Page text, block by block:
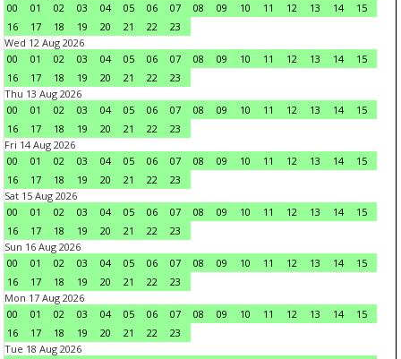
00
01 02 03 04 05 06 07 08 09 10 11 12 13 14
15
16
17 18 19 20 21 22
23
Wed 12 Aug 2026
00
01 02 03 04 05 06 07 08 09 10 11 12 13 14
15
16
17 18 19 20 21 22
23
Thu 13 Aug 2026
00
01 02 03 04 05 06 07 08 09 10 11 12 13 14
15
16
17 18 19 20 21 22
23
Fri 14 Aug 2026
00
01 02 03 04 05 06 07 08 09 10 11 12 13 14
15
16
17 18 19 20 21 22
23
Sat 15 Aug 2026
00
01 02 03 04 05 06 07 08 09 10 11 12 13 14
15
16
17 18 19 20 21 22
23
Sun 16 Aug 2026
00
01 02 03 04 05 06 07 08 09 10 11 12 13 14
15
16
17 18 19 20 21 22
23
Mon 17 Aug 2026
00
01 02 03 04 05 06 07 08 09 10 11 12 13 14
15
16
17 18 19 20 21 22
23
Tue 18 Aug 2026